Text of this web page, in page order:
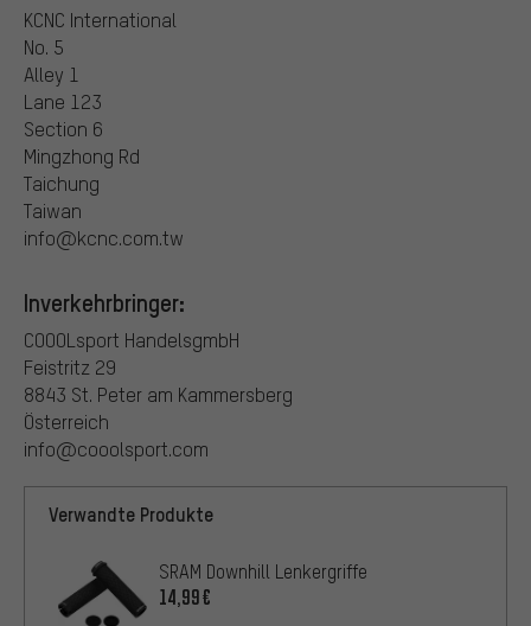
KCNC International
No. 5
Alley 1
Lane 123
Section 6
Mingzhong Rd
Taichung
Taiwan
info@kcnc.com.tw
Inverkehrbringer:
COOOLsport HandelsgmbH
Feistritz 29
8843 St. Peter am Kammersberg
Österreich
info@cooolsport.com
Verwandte Produkte
SRAM Downhill Lenkergriffe
14,99€